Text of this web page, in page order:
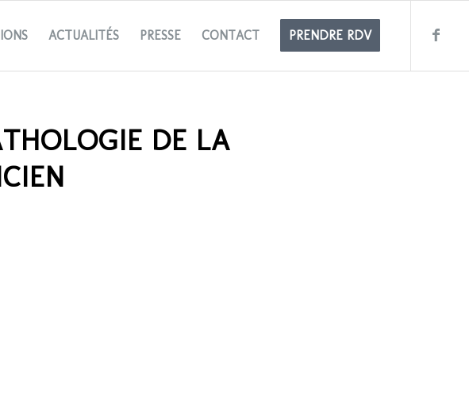
ACTUALITÉS PRESSE CONTACT PRENDRE RDV
DE LA